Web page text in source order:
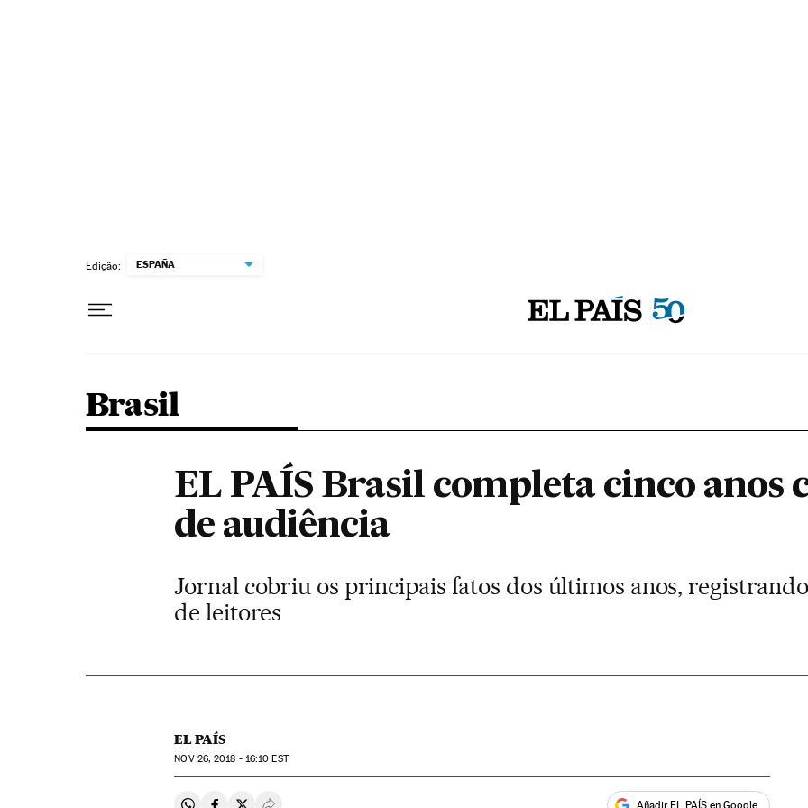
Edição: ESPAÑA
Brasil
EL PAÍS Brasil completa cinco anos
de audiência
Jornal cobriu os principais fatos dos últimos anos,
de leitores
EL PAÍS
NOV26, 2018 - 16:10 EST
Añadir EL PAÍS en Google